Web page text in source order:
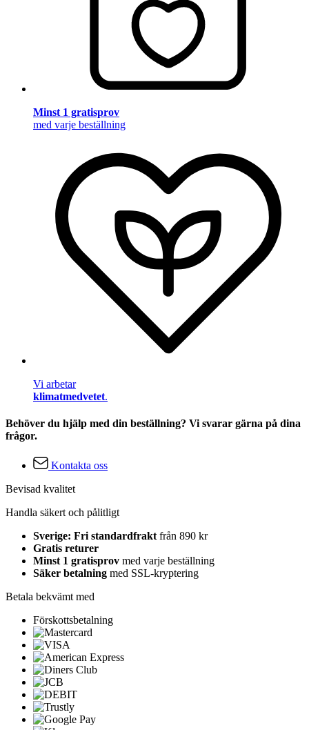
Minst 1 gratisprov
med varje beställning
Vi arbetar
klimatmedvetet.
Behöver du hjälp med din beställning? Vi svarar gärna på dina
frågor.
Kontakta oss
Bevisad kvalitet
Handla säkert och pålitligt
Sverige: Fri standardfraktfrån 890 kr
Gratis returer
Minst 1 gratisprov med varje beställning
Säker betalning med SSL-kryptering
Betala bekvämt med
Förskottsbetalning